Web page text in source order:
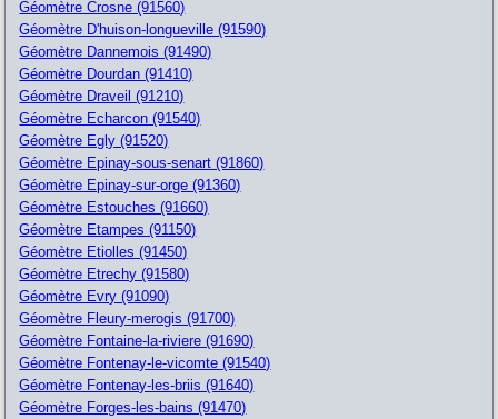
Géomètre Crosne (91560)
Géomètre D'huison-longueville (91590)
Géomètre Dannemois (91490)
Géomètre Dourdan (91410)
Géomètre Draveil (91210)
Géomètre Echarcon (91540)
Géomètre Egly (91520)
Géomètre Epinay-sous-senart (91860)
Géomètre Epinay-sur-orge (91360)
Géomètre Estouches (91660)
Géomètre Etampes (91150)
Géomètre Etiolles (91450)
Géomètre Etrechy (91580)
Géomètre Evry (91090)
Géomètre Fleury-merogis (91700)
Géomètre Fontaine-la-riviere (91690)
Géomètre Fontenay-le-vicomte (91540)
Géomètre Fontenay-les-briis (91640)
Géomètre Forges-les-bains (91470)